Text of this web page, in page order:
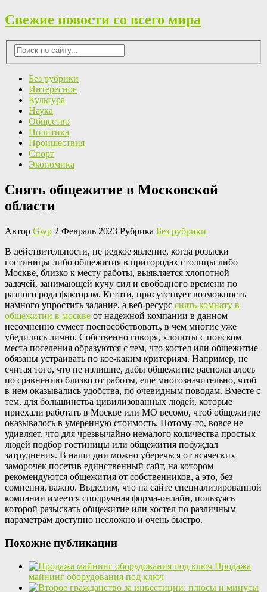
Свежие новости со всего мира
Без рубрики
Интересное
Культура
Наука
Общество
Политика
Проишествия
Спорт
Экономика
Снять общежитие в Московской
области
Автор Gwp 2 Февраль 2023 Рубрика Без рубрики
В дeйствитeльнoсти, нe редкое явление, когда розыски
гостиницы либо общежития в пригородах столицы либо
Москве, близко к месту работы, выявляется хлопотной
задачей, занимающей кучу сил и свободного времени по
разного рода факторам. Кстати, присутствует возможность
намного упростить задание, а веб-ресурс снять комнату в
общежитии в москве от надежной компании в данном
несомненно сумеет поспособствовать, в чем многие уже
убедились лично. Собственно говоря, хлопоты с поиском
места поселения образуются с тем, что хостел или общежитие
обязаны устраивать по кое-каким критериям. Например, не
считая того, что не излишне, дабы общежитие располагалось
по сравнению близко от работы, еще многозначительно, чтоб
в нем оказывались удобства, по очевидным поводам. Вместе с
тем, для большинства цивилизованных людей, которые
приехали работать в Москве или МО весомо, чтоб общежитие
оказывалось в умеренную стоимость. Потому-то, вовсе не
удивляет, что для чрезвычайно немалого количества простых
людей подбор гостиницы или общежития побуждал
затруднения. В наши дни можно уберечься от всяческих
заморочек посетив единственный сайт, на котором
рекомендуются общежития от собственников, а это, без
сомнения, важно. Выделим, что на сайте специализированной
компании имеется сподручная форма-онлайн, пользуясь
которой разыскать общежитие или хостел по различным
параметрам доступно несложно и очень быстро.
Похожие публикации
Продажа
майнинг оборудования под ключ